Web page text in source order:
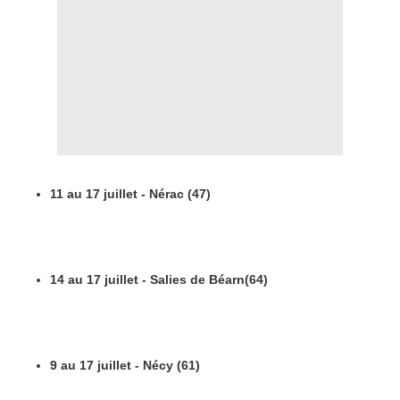
11 au 17 juillet - Nérac (47)
14 au 17 juillet - Salies de Béarn(64)
9 au 17 juillet - Nécy (61)